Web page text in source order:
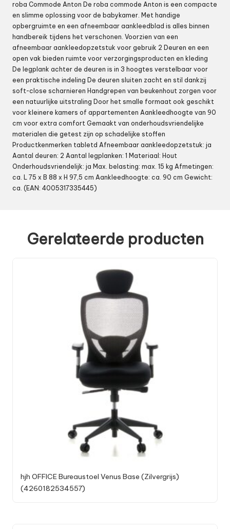
roba Commode Anton De roba commode Anton is een compacte
en slimme oplossing voor de babykamer. Met handige
opbergruimte en een afneembaar aankleedblad is alles binnen
handbereik tijdens het verschonen. Voorzien van een
afneembaar aankleedopzetstuk voor gebruik 2 Deuren en een
open vak bieden ruimte voor verzorgingsproducten en kleding
De legplank achter de deuren is in 3 hoogtes verstelbaar voor
een praktische indeling De deuren sluiten zacht en stil dankzij
soft-close scharnieren Handgrepen van beukenhout zorgen voor
een natuurlijke uitstraling Door het smalle formaat ook geschikt
voor kleinere kamers of appartementen Aankleedhoogte van 90
cm voor extra comfort Gemaakt van onderhoudsvriendelijke
materialen die getest zijn op schadelijke stoffen
Productkenmerken tabletd Afneembaar aankleedopzetstuk: ja
Aantal deuren: 2 Aantal legplanken: 1 Materiaal: Hout
Onderhoudsvriendelijk: ja Max. belasting: max. 15 kg Afmetingen:
ca. L 75 x B 88 x H 97,5 cm Aankleedhoogte: ca. 90 cm Gewicht:
ca. (EAN: 4005317335445)
Gerelateerde producten
hjh OFFICE Bureaustoel Venus Base (Zilvergrijs)
(4260182534557)